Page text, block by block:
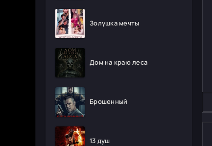
Золушка мечты
Дом на краю леса
Брошенный
13 душ